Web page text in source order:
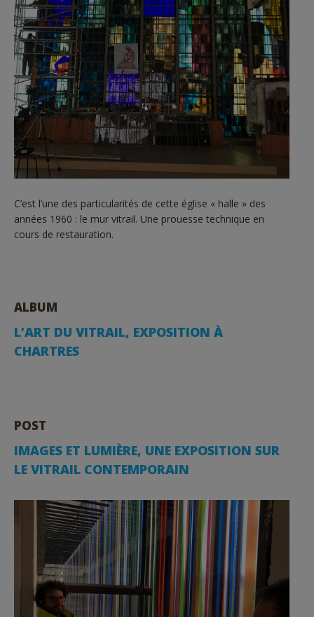
C’est l’une des particularités de cette église « halle » des
années 1960 : le mur vitrail. Une prouesse technique en
cours de restauration.
ALBUM
L’ART DU VITRAIL, EXPOSITION À
CHARTRES
POST
IMAGES ET LUMIÈRE, UNE EXPOSITION SUR
LE VITRAIL CONTEMPORAIN